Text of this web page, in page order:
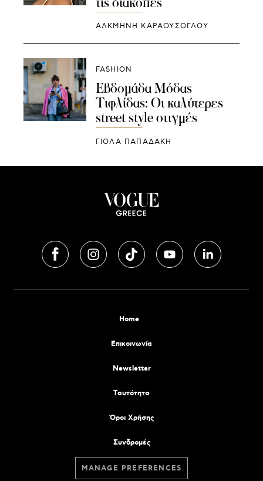
ΑΛΚΜΗΝΗ ΚΑΡΑΟΥΣΟΓΛΟΥ
FASHION
Εβδομάδα Mόδας
Τιφλίδας: Οι καλύτερες
street style στιγμές
ΓΙΌΛΑ ΠΑΠΑΔΆΚΗ
Home
Επικοινωνία
Newsletter
Tαυτότητα
Όροι Χρήσης
Συνδρομές
MANAGE PREFERENCES